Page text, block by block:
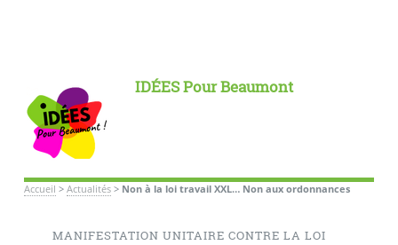
IDÉES Pour Beaumont
Accueil > Actualités> Non à la loi travail XXL… Non aux ordonnances
MANIFESTATION UNITAIRE CONTRE LA LOI